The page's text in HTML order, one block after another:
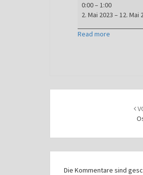
Wochen
0:00– 1:00
2. Mai 2023 – 12. Mai
Read more
Die Kommentare sind